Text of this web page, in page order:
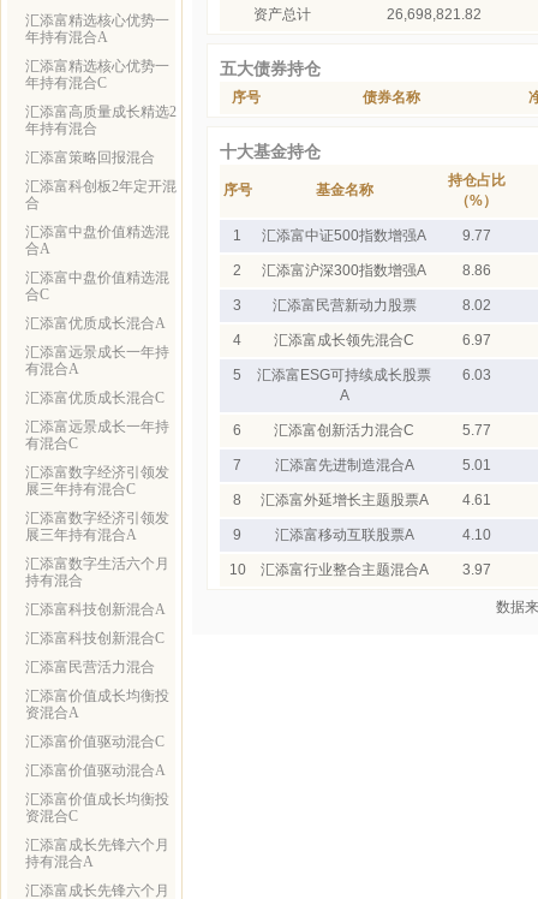
汇添富精选核心优势一
年持有混合A
汇添富精选核心优势一
年持有混合C
汇添富高质量成长精选2
年持有混合
汇添富策略回报混合
汇添富科创板2年定开混
合
汇添富中盘价值精选混
合A
汇添富中盘价值精选混
合C
汇添富优质成长混合A
汇添富远景成长一年持
有混合A
汇添富优质成长混合C
汇添富远景成长一年持
有混合C
汇添富数字经济引领发
展三年持有混合C
汇添富数字经济引领发
展三年持有混合A
汇添富数字生活六个月
持有混合
汇添富科技创新混合A
汇添富科技创新混合C
汇添富民营活力混合
汇添富价值成长均衡投
资混合A
汇添富价值驱动混合C
汇添富价值驱动混合A
汇添富价值成长均衡投
资混合C
汇添富成长先锋六个月
持有混合A
汇添富成长先锋六个月
资产总计 26,698,821.82
五大债券持仓
序号 债券名称
十大基金持仓
序号 基金名称
持仓占比
（%）
1 汇添富中证500指数增强A 9.77
2 汇添富沪深300指数增强A 8.86
3 汇添富民营新动力股票 8.02
4 汇添富成长领先混合C 6.97
5
汇添富ESG可持续成长股票
A
6.03
6 汇添富创新活力混合C 5.77
7 汇添富先进制造混合A 5.01
8 汇添富外延增长主题股票A 4.61
9 汇添富移动互联股票A 4.10
10 汇添富行业整合主题混合A 3.97
数据